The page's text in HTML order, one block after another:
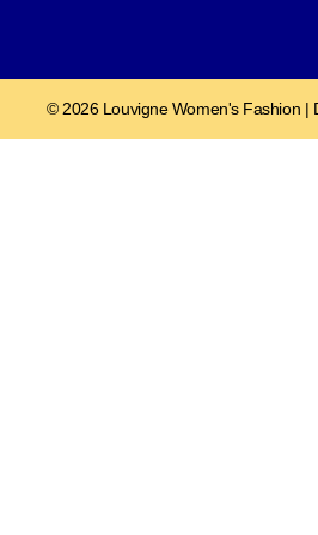
© 2026 Louvigne Women's Fashion |